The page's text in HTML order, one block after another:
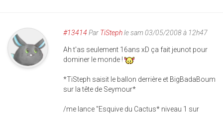
#13414 Par TiStephle sam 03/05/2008 à 12h47
Ah t'as seulement 16ans xD ça fait jeunot pour
dominer le monde !
*TiSteph saisit le ballon derrière et BigBadaBoum
sur la tête de Seymour*
/me lance "Esquive du Cactus* niveau 1 sur